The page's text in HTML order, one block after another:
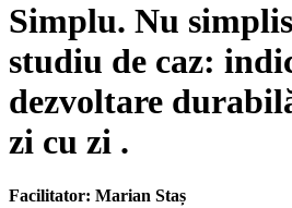
Simplu. Nu
studiu de caz:
dezvoltare
zi cu zi .
Facilitator: Marian Staș